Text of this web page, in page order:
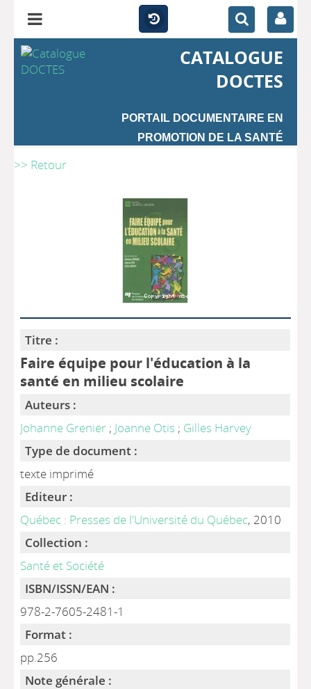
CATALOGUE
DOCTES
PORTAIL DOCUMENTAIRE EN
PROMOTION DE LA SANTÉ
>> Retour
Titre :
Faire équipe pour l'éducation à la
santé en milieu scolaire
Auteurs :
Johanne Grenier ; Joanne Otis ; Gilles Harvey
Type de document :
texte imprimé
Editeur :
Québec : Presses de l'Université du Québec, 2010
Collection :
Santé et Société
ISBN/ISSN/EAN :
978-2-7605-2481-1
Format :
pp.256
Note générale :